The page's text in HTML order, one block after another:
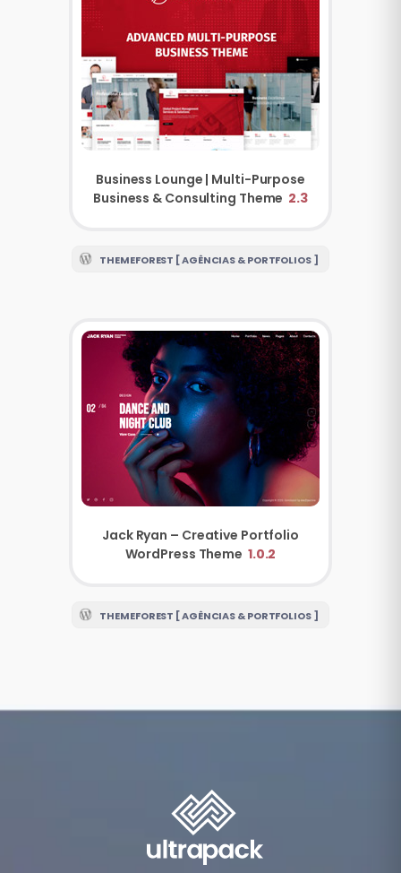
Business Lounge | Multi-Purpose
Business & Consulting Theme 2.3
THEMEFOREST [ AGÊNCIAS & PORTFOLIOS ]
Jack Ryan – Creative Portfolio
WordPress Theme 1.0.2
THEMEFOREST [ AGÊNCIAS & PORTFOLIOS ]